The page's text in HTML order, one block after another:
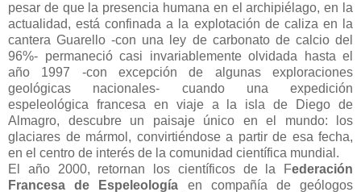
pesar de que la presencia humana en el archipiélago, en la
actualidad, está confinada a la explotación de caliza en la
cantera Guarello -con una ley de carbonato de calcio del
96%- permaneció casi invariablemente olvidada hasta el
año 1997 -con excepción de algunas exploraciones
geológicas nacionales- cuando una expedición
espeleológica francesa en viaje a la isla de Diego de
Almagro, descubre un paisaje único en el mundo: los
glaciares de mármol, convirtiéndose a partir de esa fecha,
en el centro de interés de la comunidad científica mundial.
El año 2000, retornan los científicos de la Federación
Francesa de Espeleología en compañía de geólogos